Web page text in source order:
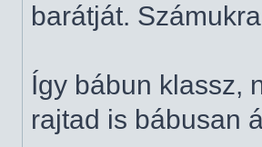
barátját.
Így bábun klassz,
rajtad is bábusan